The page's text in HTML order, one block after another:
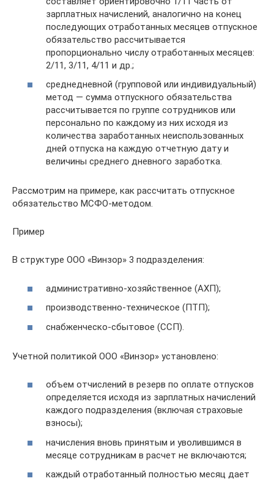
зарплатных начислений, аналогично на конец
последующих отработанных месяцев отпускное
обязательство рассчитывается
пропорционально числу отработанных месяцев:
2/11, 3/11, 4/11 и др.;
среднедневной (групповой или индивидуальный)
метод — сумма отпускного обязательства
рассчитывается по группе сотрудников или
персонально по каждому из них исходя из
количества заработанных неиспользованных
дней отпуска на каждую отчетную дату и
величины среднего дневного заработка.
Рассмотрим на примере, как рассчитать отпускное
обязательство МСФО-методом.
Пример
В структуре ООО «Винзор» 3 подразделения:
административно-хозяйственное (АХП);
производственно-техническое (ПТП);
снабженческо-сбытовое (ССП).
Учетной политикой ООО «Винзор» установлено:
объем отчислений в резерв по оплате отпусков
определяется исходя из зарплатных начислений
каждого подразделения (включая страховые
взносы);
начисления вновь принятым и уволившимся в
месяце сотрудникам в расчет не включаются;
каждый отработанный полностью месяц дает